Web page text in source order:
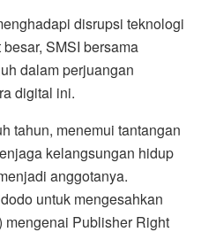
disrupsi teknologi
SMSI bersama
dalam perjuangan
digital ini.
tahun, menemui tantangan
kelangsungan hidup
anggotanya.
untuk mengesahkan
mengenai Publisher Right